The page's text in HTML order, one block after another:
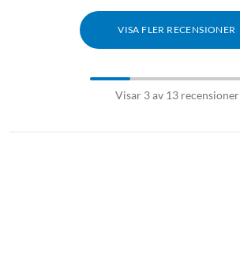
VISA FLER RECENSIONER
Visar 3 av 13 recensioner